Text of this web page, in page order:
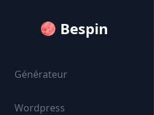
Bespin
Générateur
Wordpress